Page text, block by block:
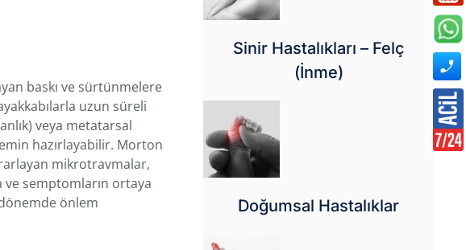
baskı ve sürtünmelere
uzun süreli
veya metatarsal
hazırlayabilir. Morton
mikrotravmalar,
semptomların ortaya
önlem
Sinir Hastalıkları – Felç
(İnme)
Doğumsal Hastalıklar